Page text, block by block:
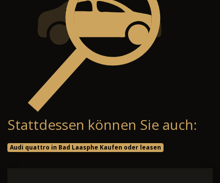
Stattdessen können Sie auch:
Audi quattro in Bad Laasphe Kaufen oder leasen